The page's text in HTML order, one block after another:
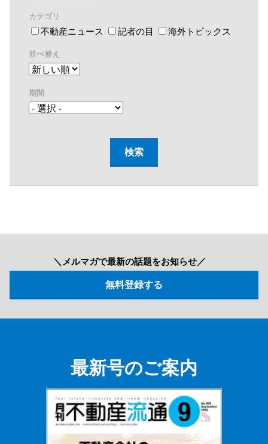
カテゴリ
不動産ニュース 記者の目 海外トピックス
並べ替え
期間
＼メルマガで最新の話題をお知らせ／
最新号のご案内